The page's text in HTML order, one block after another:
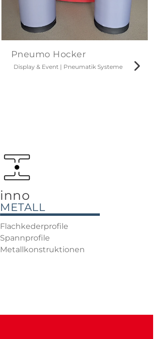
Pneumo Hocker
Display & Event| Pneumatik Systeme
inno
METALL
Flachkederprofile
Spannprofile
Metallkonstruktionen